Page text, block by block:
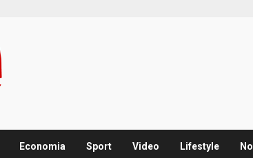
Economia Sport Video Lifestyle